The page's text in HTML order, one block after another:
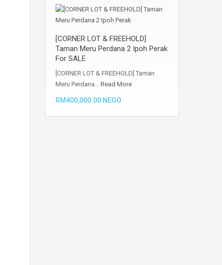
[CORNER LOT & FREEHOLD]
Taman Meru Perdana 2 Ipoh Perak
For SALE
[CORNER LOT & FREEHOLD] Taman
Meru Perdana… Read More
RM400,000.00 NEGO